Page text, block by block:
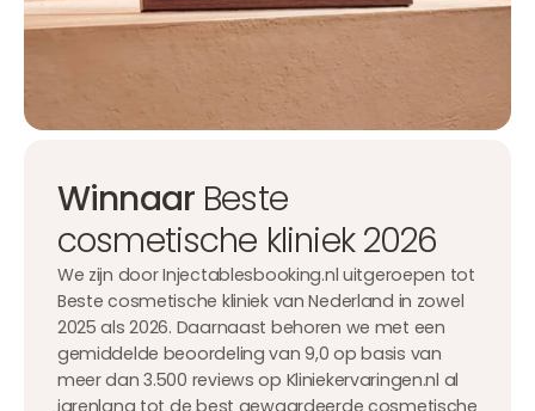
Winnaar Beste
cosmetische kliniek 2026
We zijn door Injectablesbooking.nl uitgeroepen tot
Beste cosmetische kliniek van Nederland in zowel
2025 als 2026. Daarnaast behoren we met een
gemiddelde beoordeling van 9,0 op basis van
meer dan 3.500 reviews op Kliniekervaringen.nl al